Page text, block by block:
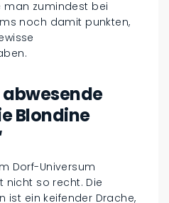
man zumindest bei
noch damit punkten,
Blondine
Dorf-Universum
nicht so recht. Die
ist ein keifender Drache,